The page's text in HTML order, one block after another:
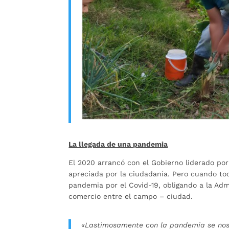
La llegada de una pandemia
El 2020 arrancó con el Gobierno liderado
apreciada por la ciudadanía. Pero cuando
pandemia por el Covid-19, obligando a la
comercio entre el campo – ciudad.
«Lastimosamente con la pandemia se